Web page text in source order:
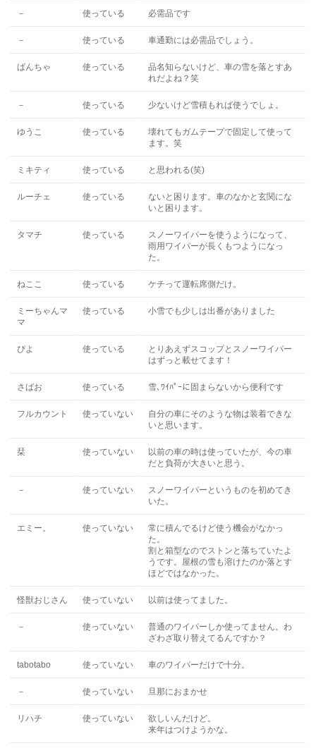
－ 使っている 必需品です
－ 使っている 車通勤には必需品でしょう。
ばんちゃ 使っている
品名知らないけど、車の雪を落とすあ
れだよね？笑
－ 使っている 少ないけど雪積もれば使うでしょ。
ゆうこ 使っている
壊れてもガムテープで固定して使って
ます。笑
ミキティ 使っている と思われる(笑)
ルーチェ 使っている
ないと困ります。車のなかと玄関にな
いと困ります。
タマチ 使っている
スノーワイパーを使うようになって、
雨用ワイパーが長くもつようになっ
た。
ねここ 使っている ケチって運転席側だけ。
ミーちゃんマ
マ
使っている 小雪でも少しは出番がありました
ぴよ 使っている
とりあえずスコップとスノーワイパー
はずっと載せてます！
さばお 使っている 雪､ﾜｲﾊﾟｰに固まらないから便利です
フルカウント 使っていない
自分の車にそのような物は装着できな
いと思います。
栞 使っていない
以前の車の時は使っていたが、今の車
だと負荷が大きいと思う。
－ 使っていない
スノーワイパーというものを初めてき
いた。
エミー。 使っていない
常に積んでるけど使う機会がなかっ
た。
割と箱型なのでストンと落ちていたよ
うです。屋根の雪も溶けたのか落とす
ほどではなかった。
怪獣おじさん 使っていない 以前は使ってました。
－ 使っていない
普通のワイパーしか使ってません。わ
ざわざ取り替えてるんですか？
tabotabo 使っていない 車のワイパーだけで十分。
－ 使っていない 旦那におまかせ
リハチ 使っていない
欲しいんだけど。
来年はつけようかな。